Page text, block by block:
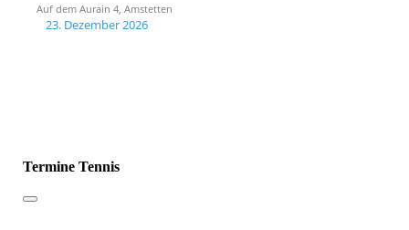
Auf dem Aurain 4, Amstetten
23. Dezember 2026
Termine Tennis